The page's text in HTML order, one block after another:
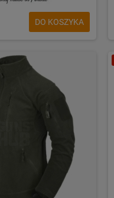
DO KOSZYKA